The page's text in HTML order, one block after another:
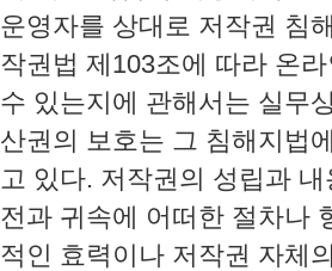
운영자를 상대로 저작권 침
작권법 제103조에 따라 온
수 있는지에 관해서는 실무
산권의 보호는 그 침해지법
고 있다. 저작권의 성립과
전과 귀속에 어떠한 절차나
적인 효력이나 저작권 자체